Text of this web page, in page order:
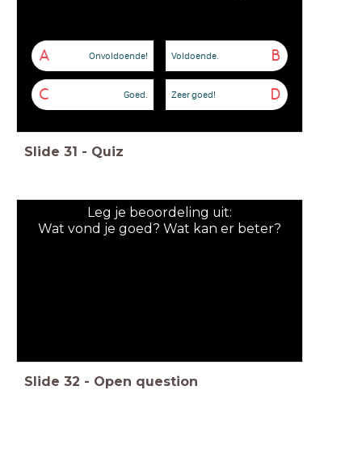
A Onvoldoende! B
Voldoende.
C Goed. D
Zeer goed!
Slide 31 - Quiz
Leg je beoordeling uit:
Wat vond je goed? Wat kan er beter?
Slide 32 - Open question